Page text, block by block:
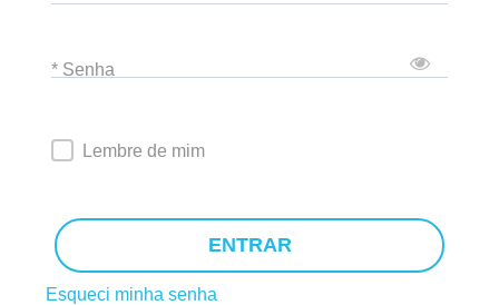
* Senha
Lembre de mim
ENTRAR
Esqueci minha senha